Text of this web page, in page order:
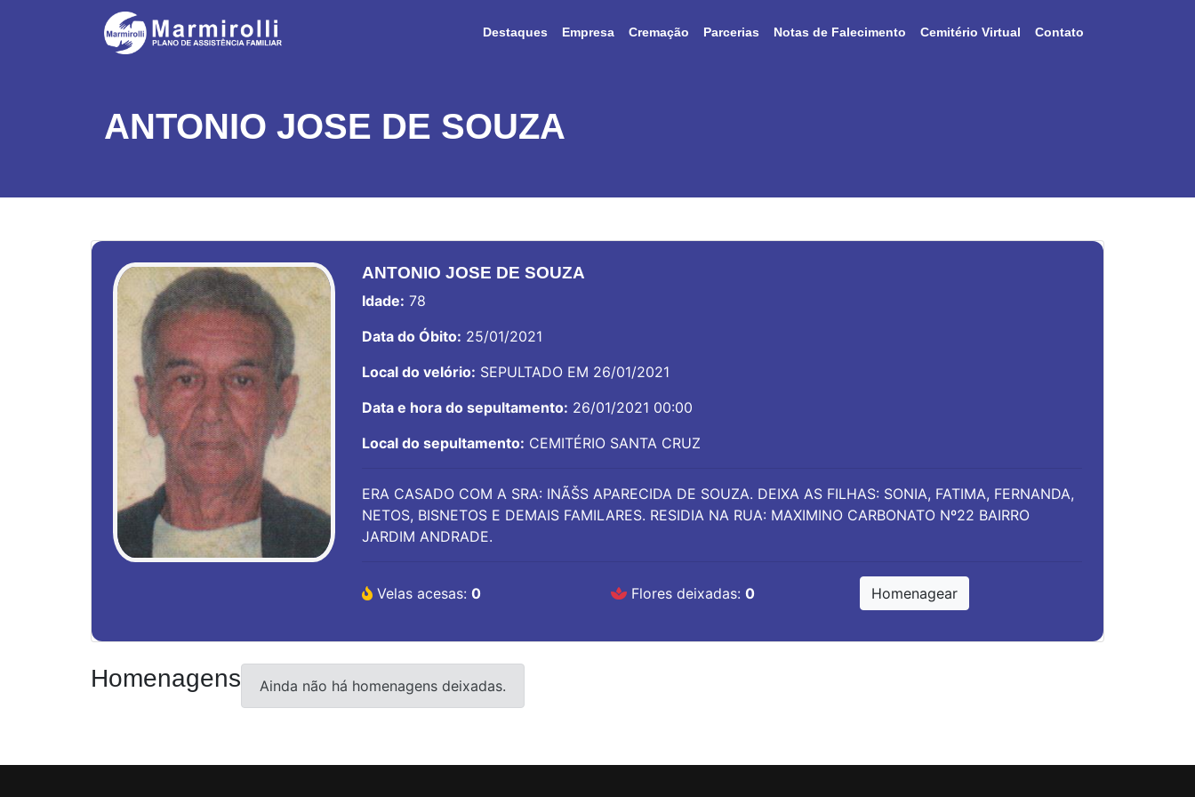
Destaques Empresa Cremação Parcerias Notas de Falecimento Cemitério Virtual Contato
ANTONIO JOSE DE SOUZA
ANTONIO JOSE DE SOUZA
Idade: 78
Data do Óbito: 25/01/2021
Local do velório: SEPULTADO EM 26/01/2021
Data e hora do sepultamento: 26/01/2021 00:00
Local do sepultamento: CEMITÉRIO SANTA CRUZ
ERA CASADO COM A SRA: INÃŠS APARECIDA DE SOUZA. DEIXA AS FILHAS: SONIA, FATIMA, FERNANDA,
NETOS, BISNETOS E DEMAIS FAMILARES. RESIDIA NA RUA: MAXIMINO CARBONATO Nº22 BAIRRO
JARDIM ANDRADE.
Velas acesas: 0 Flores deixadas: 0 Homenagear
Homenagens Ainda não há homenagens deixadas.